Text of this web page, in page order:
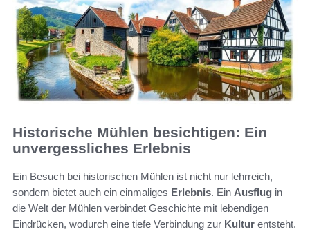
Historische Mühlen besichtigen: Ein
unvergessliches Erlebnis
Ein Besuch bei historischen Mühlen ist nicht nur lehrreich,
sondern bietet auch ein einmaliges Erlebnis. Ein Ausflug in
die Welt der Mühlen verbindet Geschichte mit lebendigen
Eindrücken, wodurch eine tiefe Verbindung zur Kultur entsteht.